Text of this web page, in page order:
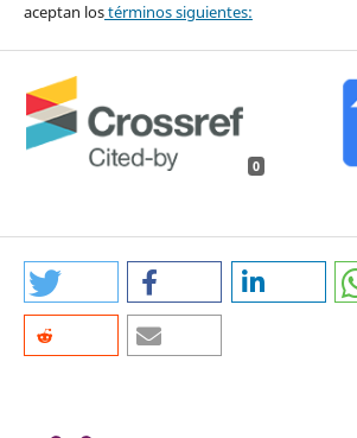
aceptan lostérminos siguientes:
0